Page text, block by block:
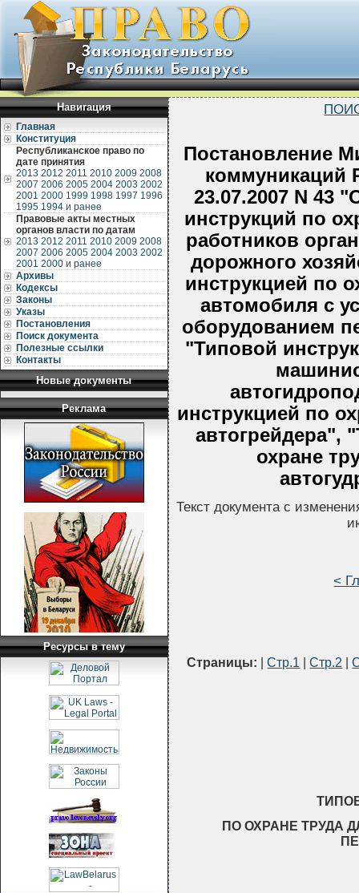
Навигация
Главная
Конституция
Республиканское право по
дате принятия
2013 2012 2011 2010 2009 2008
2007 2006 2005 2004 2003 2002
2001 2000 1999 1998 1997 1996
1995 1994 и ранее
Правовые акты местных
органов власти по датам
2013 2012 2011 2010 2009 2008
2007 2006 2005 2004 2003 2002
2001 2000 и ранее
Архивы
Кодексы
Законы
Указы
Постановления
Поиск документа
Полезные ссылки
Контакты
Новые документы
Реклама
Ресурсы в тему
Постановление
коммуникаций
23.07.2007 N 43
инструкций по
работников
дорожного
инструкцией по
автомобиля с
оборудованием
"Типовой
инструкцией по
автогрейдера",
охране
Текст документа с
<
Страницы: |Стр.1 |Стр.2 |
ПО ОХРАНЕ ТРУДА